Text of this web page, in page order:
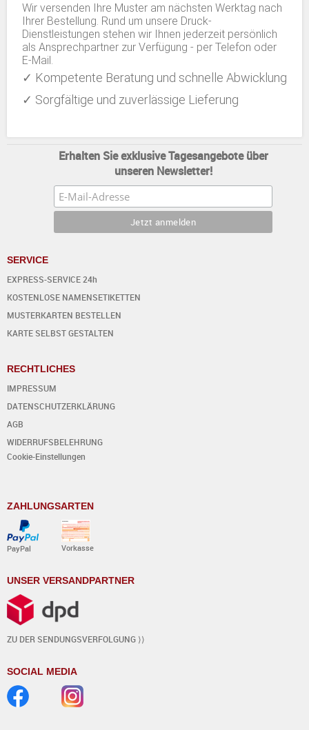
Wir versenden Ihre Muster am nächsten Werktag nach
Ihrer Bestellung. Rund um unsere Druck-
Dienstleistungen stehen wir Ihnen jederzeit persönlich
als Ansprechpartner zur Verfügung - per Telefon oder
E-Mail.
✓ Kompetente Beratung und schnelle Abwicklung
✓ Sorgfältige und zuverlässige Lieferung
Erhalten Sie exklusive Tagesangebote über
unseren Newsletter!
SERVICE
EXPRESS-SERVICE 24h
KOSTENLOSE NAMENSETIKETTEN
MUSTERKARTEN BESTELLEN
KARTE SELBST GESTALTEN
RECHTLICHES
IMPRESSUM
DATENSCHUTZERKLÄRUNG
AGB
WIDERRUFSBELEHRUNG
Cookie-Einstellungen
ZAHLUNGSARTEN
PayPal Vorkasse
UNSER VERSANDPARTNER
ZU DER SENDUNGSVERFOLGUNG ⟩⟩
SOCIAL MEDIA